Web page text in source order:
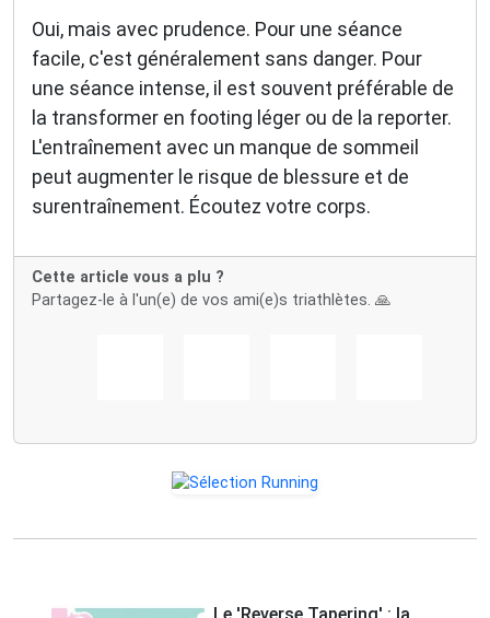
Oui, mais avec prudence. Pour une séance
facile, c'est généralement sans danger. Pour
une séance intense, il est souvent préférable de
la transformer en footing léger ou de la reporter.
L'entraînement avec un manque de sommeil
peut augmenter le risque de blessure et de
surentraînement. Écoutez votre corps.
Cette article vous a plu ?
Partagez-le à l'un(e) de vos ami(e)s triathlètes. 🙏